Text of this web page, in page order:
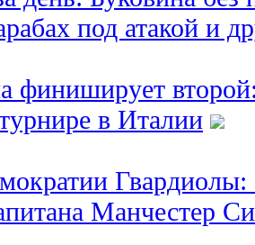
под атакой и
финиширует
в Италии
Манчестер